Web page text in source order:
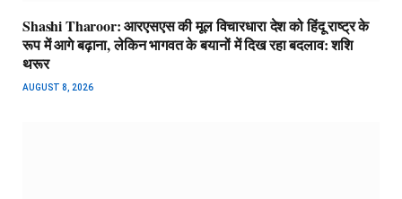
Shashi Tharoor: आरएसएस की मूल विचारधारा देश को हिंदू राष्ट्र के
रूप में आगे बढ़ाना, लेकिन भागवत के बयानों में दिख रहा बदलाव: शशि
थरूर
AUGUST 8, 2026